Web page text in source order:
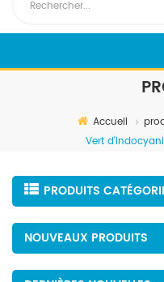
Accueil
Vert
PRODUITS
NOUVEAUX PRODUITS